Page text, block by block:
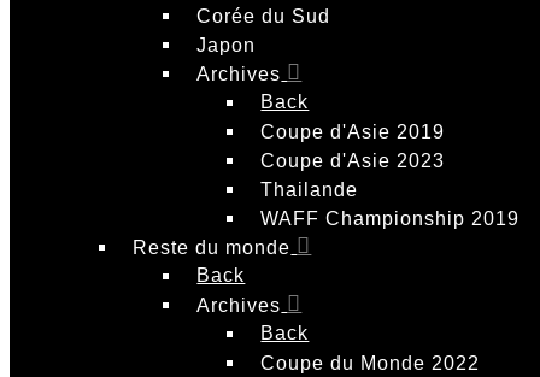
Corée du Sud
Japon
Archives
Back
Coupe d'Asie 2019
Coupe d'Asie 2023
Thailande
WAFF Championship 2019
Reste du monde
Back
Archives
Back
Coupe du Monde 2022